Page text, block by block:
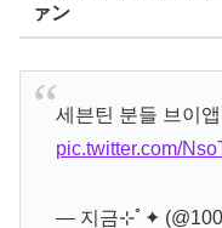
ァン
세븐틴 분들 브이
pic.twitter.com/
— 지금⊹ﾟ✦